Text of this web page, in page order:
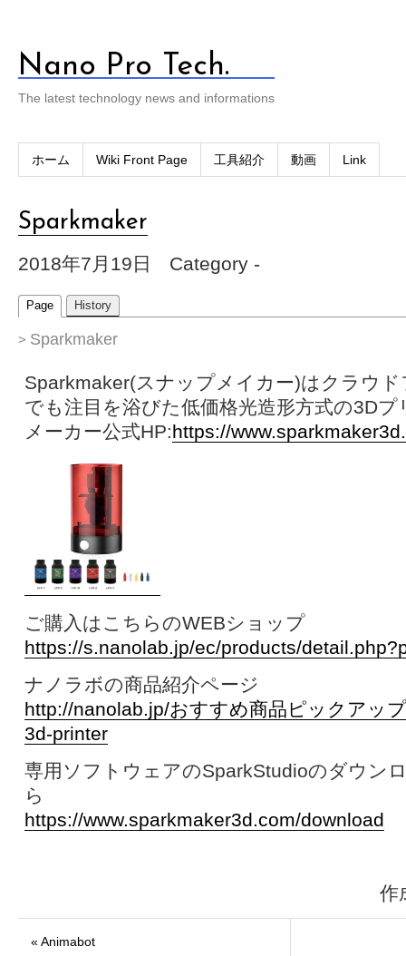
Nano Pro Tech.
The latest technology news and informations
ホーム Wiki Front Page 工具紹介 動画 Link
Sparkmaker
2018年7月19日 Category -
Page History
> Sparkmaker
Sparkmaker(スナップメイカー)はクラウ
でも注目を浴びた低価格光造形方式の3D
メーカー公式HP:https://
ご購入はこちらのWEBショップ
https://s.nanolab.jp/ec/products/
ナノラボの商品紹介ページ
http://nanolab.jp/おすすめ商品ピックアッ
3d-printer
専用ソフトウェアのSparkStudioのダウン
ら
https://www.sparkmaker3d.com/download
作
« Animabot